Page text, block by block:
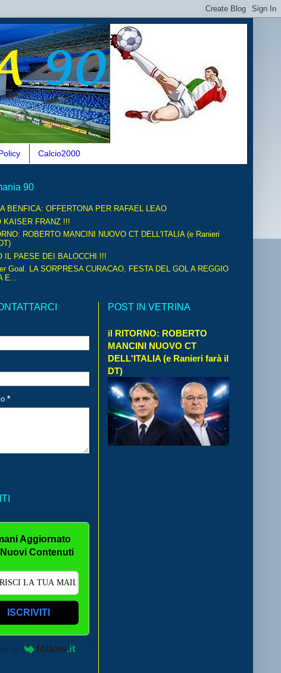
Calcio2000
90
BENFICA: OFFERTONA PER RAFAEL LEAO
KAISER FRANZ !!!
ROBERTO MANCINI NUOVO CT DELL'ITALIA (e Ranieri
IL PAESE DEI BALOCCHI !!!
Goal. LA SORPRESA CURACAO, FESTA DEL GOL A REGGIO
E...
*
Aggiornato
Contenuti
ISCRIVITI
by
POST IN VETRINA
il RITORNO: ROBERTO
MANCINI NUOVO CT
DELL'ITALIA (e Ranieri farà il
DT)